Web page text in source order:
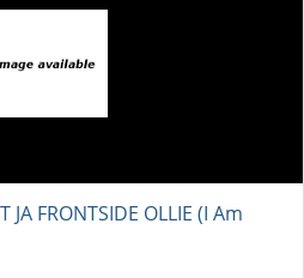
JA FRONTSIDE OLLIE (I Am